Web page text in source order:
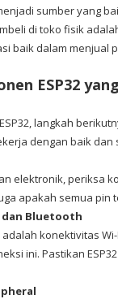
sumber yang
di toko fisik
baik dalam menjual
ESP32
langkah
dengan baik
elektronik, periksa
apakah semua
dan Bluetooth
adalah konektivitas
ini. Pastikan